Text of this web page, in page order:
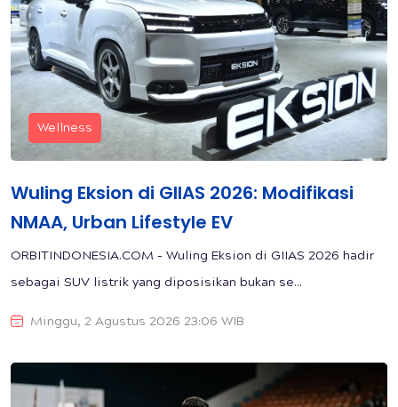
Wellness
Wuling Eksion di GIIAS 2026: Modifikasi
NMAA, Urban Lifestyle EV
ORBITINDONESIA.COM – Wuling Eksion di GIIAS 2026 hadir
sebagai SUV listrik yang diposisikan bukan se...
Minggu, 2 Agustus 2026 23:06 WIB